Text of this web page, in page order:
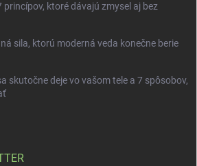
princípov, ktoré dávajú zmysel aj bez
sila, ktorú moderná veda konečne berie
skutočne deje vo vašom tele a 7 spôsobov,